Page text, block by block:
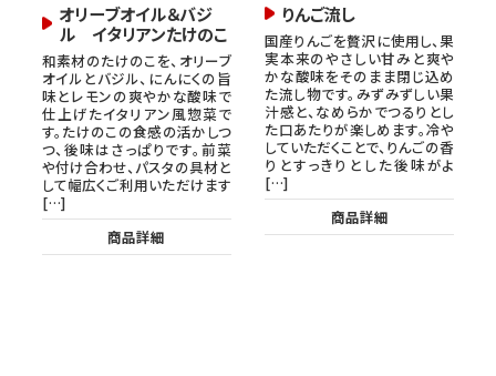
オリーブオイル＆バジ
ル イタリアンたけのこ
和素材のたけのこを、オリーブ
オイルとバジル、にんにくの旨
味とレモンの爽やかな酸味で
仕上げたイタリアン風惣菜で
す。たけのこの食感の活かしつ
つ、後味はさっぱりです。前菜
や付け合わせ、パスタの具材と
して幅広くご利用いただけます
[…]
商品詳細
りんご流し
国産りんごを贅沢に使用し、果
実本来のやさしい甘みと爽や
かな酸味をそのまま閉じ込め
た流し物です。みずみずしい果
汁感と、なめらかでつるりとし
た口あたりが楽しめます。冷や
していただくことで、りんごの香
りとすっきりとした後味がよ
[…]
商品詳細